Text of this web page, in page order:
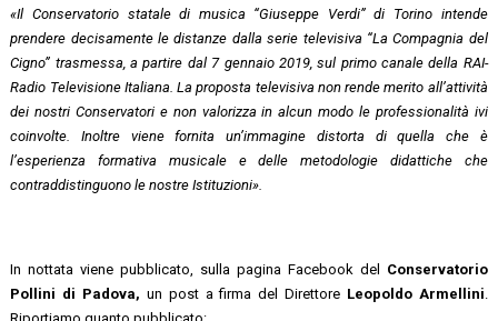
«Il Conservatorio statale di musica “Giuseppe Verdi” di Torino intende
prendere decisamente le distanze dalla serie televisiva “La Compagnia del
Cigno” trasmessa, a partire dal 7 gennaio 2019, sul primo canale della RAI-
Radio Televisione Italiana. La proposta televisiva non rende merito all’attività
dei nostri Conservatori e non valorizza in alcun modo le professionalità ivi
coinvolte. Inoltre viene fornita un’immagine distorta di quella che è
l’esperienza formativa musicale e delle metodologie didattiche che
contraddistinguono le nostre Istituzioni».
In nottata viene pubblicato, sulla pagina Facebook del Conservatorio
Pollini di Padova, un post a firma del Direttore Leopoldo Armellini